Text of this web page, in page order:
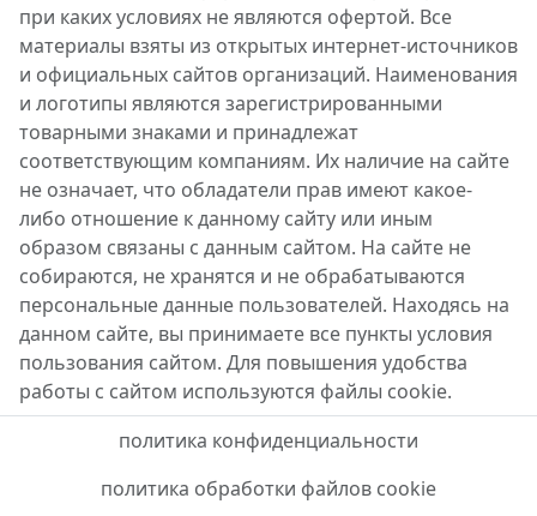
при каких условиях не являются офертой. Все
материалы взяты из открытых интернет-источников
и официальных сайтов организаций. Наименования
и логотипы являются зарегистрированными
товарными знаками и принадлежат
соответствующим компаниям. Их наличие на сайте
не означает, что обладатели прав имеют какое-
либо отношение к данному сайту или иным
образом связаны с данным сайтом. На сайте не
собираются, не хранятся и не обрабатываются
персональные данные пользователей. Находясь на
данном сайте, вы принимаете все пункты условия
пользования сайтом. Для повышения удобства
работы с сайтом используются файлы cookie.
политика конфиденциальности
политика обработки файлов cookie